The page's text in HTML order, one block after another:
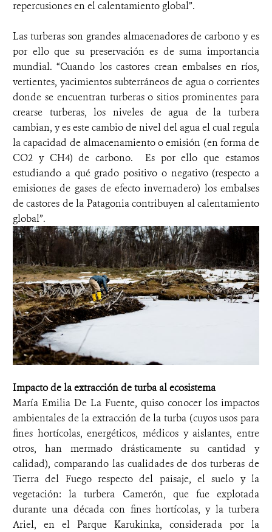
repercusiones en el calentamiento global”.
Las turberas son grandes almacenadores de carbono y es
por ello que su preservación es de suma importancia
mundial. “Cuando los castores crean embalses en ríos,
vertientes, yacimientos subterráneos de agua o corrientes
donde se encuentran turberas o sitios prominentes para
crearse turberas, los niveles de agua de la turbera
cambian, y es este cambio de nivel del agua el cual regula
la capacidad de almacenamiento o emisión (en forma de
CO2 y CH4) de carbono. Es por ello que estamos
estudiando a qué grado positivo o negativo (respecto a
emisiones de gases de efecto invernadero) los embalses
de castores de la Patagonia contribuyen al calentamiento
global”.
Impacto de la extracción de turba al ecosistema
María Emilia De La Fuente, quiso conocer los impactos
ambientales de la extracción de la turba (cuyos usos para
fines hortícolas, energéticos, médicos y aislantes, entre
otros, han mermado drásticamente su cantidad y
calidad), comparando las cualidades de dos turberas de
Tierra del Fuego respecto del paisaje, el suelo y la
vegetación: la turbera Camerón, que fue explotada
durante una década con fines hortícolas, y la turbera
Ariel, en el Parque Karukinka, considerada por la